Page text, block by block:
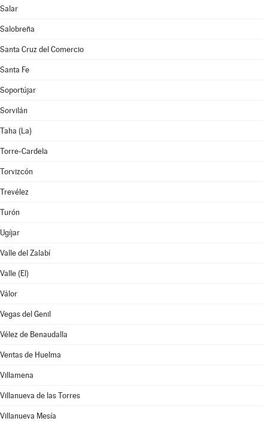
Salar
Salobreña
Santa Cruz del Comercio
Santa Fe
Soportújar
Sorvilán
Taha (La)
Torre-Cardela
Torvizcón
Trevélez
Turón
Ugíjar
Valle del Zalabí
Valle (El)
Válor
Vegas del Genil
Vélez de Benaudalla
Ventas de Huelma
Villamena
Villanueva de las Torres
Villanueva Mesía